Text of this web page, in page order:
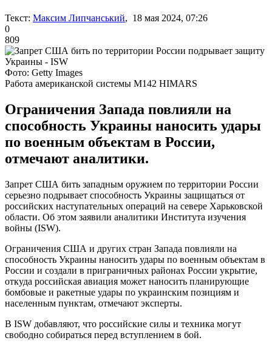
Текст: Максим Липчанський, 18 мая 2024, 07:26
0
809
Фото: Getty Images
Работа американской системы M142 HIMARS
Ограничения Запада повлияли на
способность Украины наносить удары
по военным объектам в России,
отмечают аналитики.
Запрет США бить западным оружием по территории России
серьезно подрывает способность Украины защищаться от
российских наступательных операций на севере Харьковской
области. Об этом заявили аналитики Института изучения
войны (ISW).
Ограничения США и других стран Запада повлияли на
способность Украины наносить удары по военным объектам в
России и создали в приграничных районах России укрытие,
откуда российская авиация может наносить планирующие
бомбовые и ракетные удары по украинским позициям и
населенным пунктам, отмечают эксперты.
В ISW добавляют, что российские силы и техника могут
свободно собираться перед вступлением в бой.